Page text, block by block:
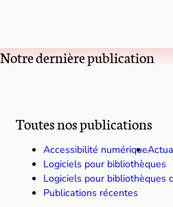
Notre dernière publication
Toutes nos publications
Accessibilité numérique
Logiciels pour bibliothèques
Logiciels pour bibliothèques
Publications récentes